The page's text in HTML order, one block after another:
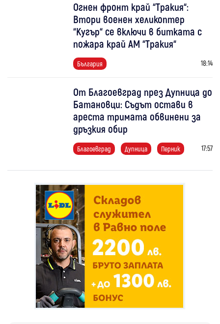
Огнен фронт край “Тракия“:
Втори военен хеликоптер
“Кугър“ се включи в битката с
пожара край АМ “Тракия“
България 18:14
От Благоевград през Дупница до
Батановци: Съдът остави в
ареста тримата обвинени за
дръзкия обир
Благоевград Дупница Перник 17:57